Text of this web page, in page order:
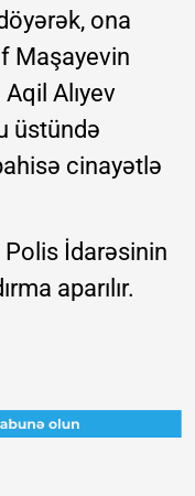
ona
Maşayevin
Alıyev
üstündə
cinayətlə
Polis İdarəsinin
aparılır.